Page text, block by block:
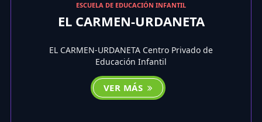
ESCUELA DE EDUCACIÓN INFANTIL
EL CARMEN-URDANETA
EL CARMEN-URDANETA Centro Privado de
Educación Infantil
VER MÁS